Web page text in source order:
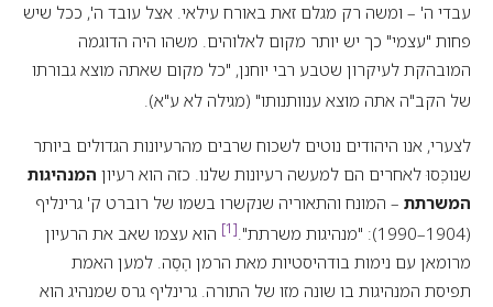
עבדי ה' – ומשה רק מגלם זאת באורח עילאי. אצל עובד ה', ככל שיש
פחות "עצמי" כך יש יותר מקום לאלוהים. משהו היה הדוגמה
המובהקת לעיקרון שטבע רבי יוחנן, "כל מקום שאתה מוצא גבורתו
של הקב"ה אתה מוצא ענוותנותו" (מגילה לא ע"א).
לצערי, אנו היהודים נוטים לשכוח שרבים מהרעיונות הגדולים ביותר
שנוכְּסוּ לאחרים הם למעשה רעיונות שלנו. כזה הוא רעיון המנהיגות
המשרתת – המונח והתאוריה שנקשרו בשמו של רוברט ק' גרינליף
(1904–1990): "מנהיגות משרתת".
[1]
הוא עצמו שאב את הרעיון
מרומאן עם נימות בודהיסטיות מאת הרמן הֶסֶה. למען האמת
תפיסת המנהיגות בו שונה מזו של התורה. גרינליף גרס שמנהיג הוא